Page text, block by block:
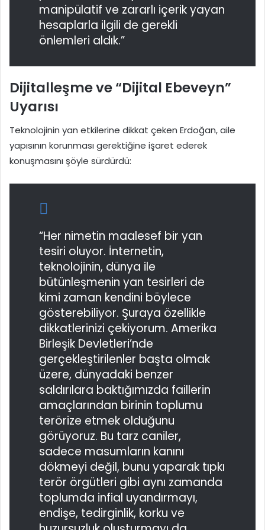
manipülatif ve zararlı içerik yayan
hesaplarla ilgili de gerekli
önlemleri aldık.”
Dijitalleşme ve “Dijital Ebeveyn”
Uyarısı
Teknolojinin yan etkilerine dikkat çeken Erdoğan, aile
yapısının korunması gerektiğine işaret ederek
konuşmasını şöyle sürdürdü:
“Her nimetin maalesef bir yan
tesiri oluyor. İnternetin,
teknolojinin, dünya ile
bütünleşmenin yan tesirleri de
kimi zaman kendini böylece
gösterebiliyor. Şuraya özellikle
dikkatlerinizi çekiyorum. Amerika
Birleşik Devletleri’nde
gerçekleştirilenler başta olmak
üzere, dünyadaki benzer
saldırılara baktığımızda faillerin
amaçlarından birinin toplumu
terörize etmek olduğunu
görüyoruz. Bu tarz caniler,
sadece masumların kanını
dökmeyi değil, bunu yaparak tıpkı
terör örgütleri gibi aynı zamanda
toplumda infial uyandırmayı,
endişe, tedirginlik, korku ve